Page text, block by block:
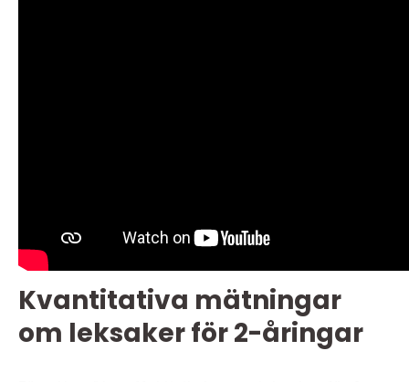
Kvantitativa mätningar
om leksaker för 2-åringar